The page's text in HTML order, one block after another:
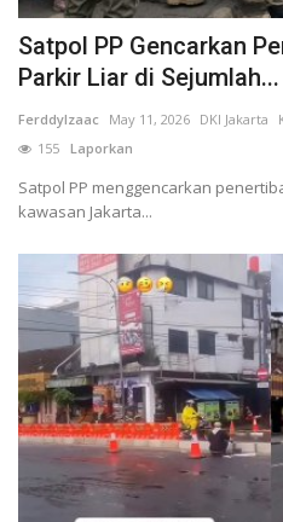
Keamanan
UMKM & Ekonomi Kreatif
Pekerja Migran Indonesia
Ekonomi
Pendidikan
Informasi Journalism
Satpol PP Gencarkan
Parkir Liar di Sejumlah...
FerddyIzaac May 11, 2026 DKI Jakarta
155 Laporkan
Satpol PP menggencarkan
kawasan Jakarta...